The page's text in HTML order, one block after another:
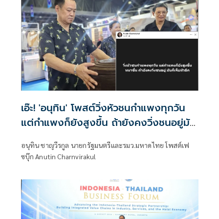
เอ๊ะ! 'อนุทิน' โพสต์วิ่งหัวชนกำแพงทุกวัน
แต่กำแพงก็ยังสูงขึ้น ถ้ายังคงวิ่งชนอยู่มัน
อนุทิน ชาญวีรกูล นายกรัฐมนตรีและรมว.มหาดไทย โพสต์เฟ
ซบุ๊ก Anutin Charnvirakul